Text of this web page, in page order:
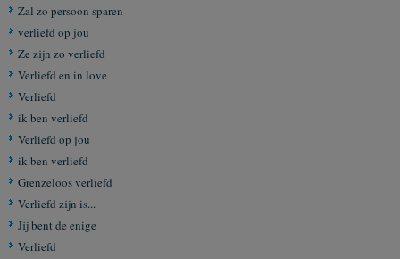
Zal zo persoon sparen
verliefd op jou
Ze zijn zo verliefd
Verliefd en in love
Verliefd
ik ben verliefd
Verliefd op jou
ik ben verliefd
Grenzeloos verliefd
Verliefd zijn is...
Jij bent de enige
Verliefd